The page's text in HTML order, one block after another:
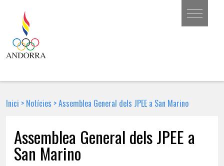
Inici > Notícies >Assemblea General dels JPEE a San Marino
Assemblea General dels JPEE a
San Marino